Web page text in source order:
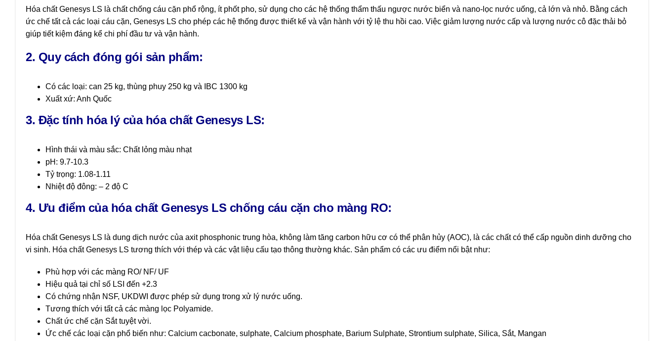
Hóa chất Genesys LS là chất chống cáu cặn phổ rộng, ít phốt pho, sử dụng cho các hệ thống thẩm thấu ngược nước biển và nano-lọc nước uống, cả lớn và nhỏ. Bằng cách
ức chế tất cả các loại cáu cặn, Genesys LS cho phép các hệ thống được thiết kế và vận hành với tỷ lệ thu hồi cao. Việc giảm lượng nước cấp và lượng nước cô đặc thải bỏ
giúp tiết kiệm đáng kể chi phí đầu tư và vận hành.
2. Quy cách đóng gói sản phẩm:
Có các loại: can 25 kg, thùng phuy 250 kg và IBC 1300 kg
Xuất xứ: Anh Quốc
3. Đặc tính hóa lý của hóa chất Genesys LS:
Hình thái và màu sắc: Chất lỏng màu nhạt
pH: 9.7-10.3
Tỷ trọng: 1.08-1.11
Nhiệt độ đông: – 2 độ C
4. Ưu điểm của hóa chất Genesys LS chống cáu cặn cho màng RO:
Hóa chất Genesys LS là dung dịch nước của axit phosphonic trung hòa, không làm tăng carbon hữu cơ có thể phân hủy (AOC), là các chất có thể cấp nguồn dinh dưỡng cho
vi sinh. Hóa chất Genesys LS tương thích với thép và các vật liệu cấu tạo thông thường khác. Sản phẩm có các ưu điểm nổi bật như:
Phù hợp với các màng RO/ NF/ UF
Hiệu quả tại chỉ số LSI đến +2.3
Có chứng nhận NSF, UKDWI được phép sử dụng trong xử lý nước uống.
Tương thích với tất cả các màng lọc Polyamide.
Chất ức chế cặn Sắt tuyệt vời.
Ức chế các loại cặn phổ biến như: Calcium cacbonate, sulphate, Calcium phosphate, Barium Sulphate, Strontium sulphate, Silica, Sắt, Mangan